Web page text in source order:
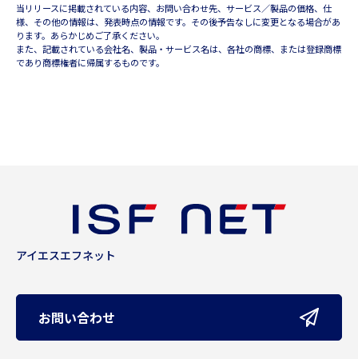
当リリースに掲載されている内容、お問い合わせ先、サービス／製品の価格、仕
様、その他の情報は、発表時点の情報です。その後予告なしに変更となる場合があ
ります。あらかじめご了承ください。
また、記載されている会社名、製品・サービス名は、各社の商標、または登録商標
であり商標権者に帰属するものです。
アイエスエフネット
お問い合わせ